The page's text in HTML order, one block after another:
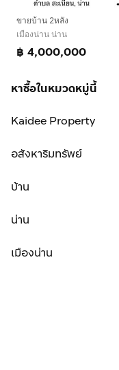
ขายบ้าน 2หลัง
เมืองน่าน น่าน
฿ 4,000,000
หาซื้อในหมวดหมู่นี้
Kaidee Property
อสังหาริมทรัพย์
บ้าน
น่าน
เมืองน่าน